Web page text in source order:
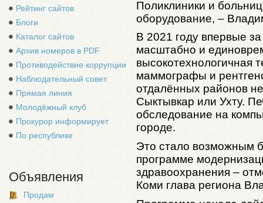
Рейтинг сайтов
Блоги
Каталог сайтов
Архив номеров в PDF
Противодействие коррупции
Наблюдательный совет
Прямая линия
Молодёжный клуб
Прокурор информирует
По республике
Объявления
Продам
Поликлиники и
оборудование, –
В 2021 году впервые
масштабно и
высокотехнологичная
маммографы и
отдалённых районов
Сыктывкар или Ухту.
обследование на
городе.
Это стало возможным
программе
здравоохранения –
Коми глава региона